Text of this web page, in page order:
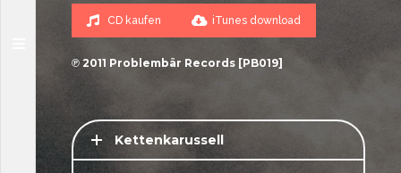
CD kaufen iTunes download
℗ 2011 Problembär Records [PB019]
Kettenkarussell